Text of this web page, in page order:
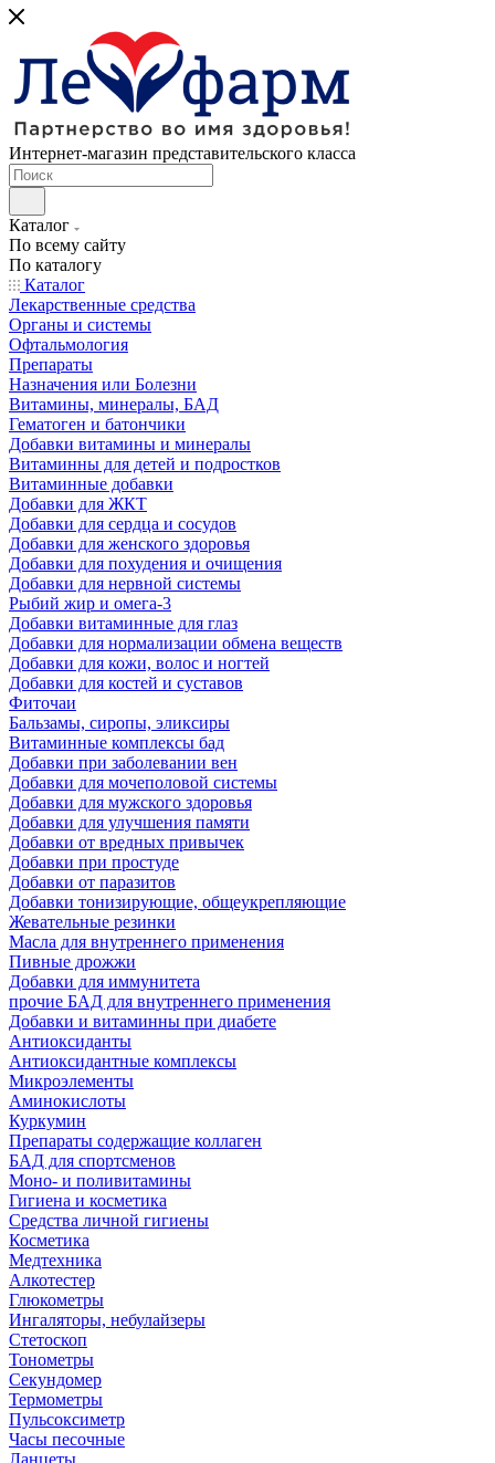
Интернет-магазин представительского класса
Каталог
По всему сайту
По каталогу
Каталог
Лекарственные средства
Органы и системы
Офтальмология
Препараты
Назначения или Болезни
Витамины, минералы, БАД
Гематоген и батончики
Добавки витамины и минералы
Витаминны для детей и подростков
Витаминные добавки
Добавки для ЖКТ
Добавки для сердца и сосудов
Добавки для женского здоровья
Добавки для похудения и очищения
Добавки для нервной системы
Рыбий жир и омега-3
Добавки витаминные для глаз
Добавки для нормализации обмена веществ
Добавки для кожи, волос и ногтей
Добавки для костей и суставов
Фиточаи
Бальзамы, сиропы, эликсиры
Витаминные комплексы бад
Добавки при заболевании вен
Добавки для мочеполовой системы
Добавки для мужского здоровья
Добавки для улучшения памяти
Добавки от вредных привычек
Добавки при простуде
Добавки от паразитов
Добавки тонизирующие, общеукрепляющие
Жевательные резинки
Масла для внутреннего применения
Пивные дрожжи
Добавки для иммунитета
прочие БАД для внутреннего применения
Добавки и витаминны при диабете
Антиоксиданты
Антиоксидантные комплексы
Микроэлементы
Аминокислоты
Куркумин
Препараты содержащие коллаген
БАД для спортсменов
Моно- и поливитамины
Гигиена и косметика
Средства личной гигиены
Косметика
Медтехника
Алкотестер
Глюкометры
Ингаляторы, небулайзеры
Стетоскоп
Тонометры
Секундомер
Термометры
Пульсоксиметр
Часы песочные
Ланцеты